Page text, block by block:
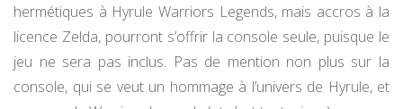
hermétiques à Hyrule Warriors Legends, mais accros à la
licence Zelda, pourront s’offrir la console seule, puisque le
jeu ne sera pas inclus. Pas de mention non plus sur la
console, qui se veut un hommage à l’univers de Hyrule, et